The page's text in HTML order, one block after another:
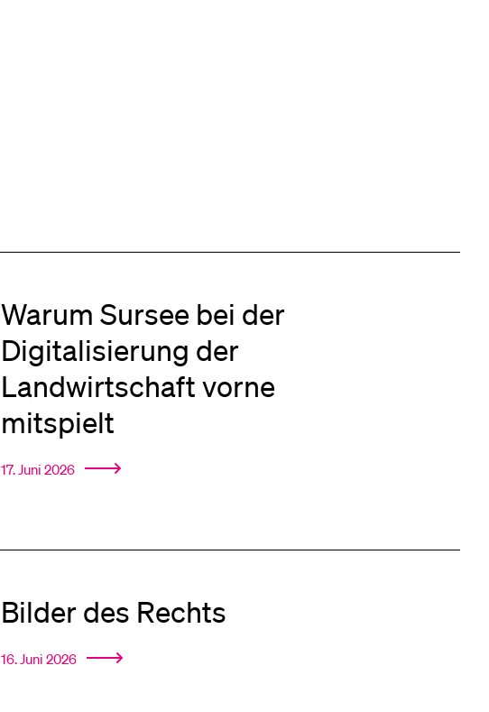
Warum Sursee bei der
Digitalisierung der
Landwirtschaft vorne
mitspielt
17. Juni 2026
Bilder des Rechts
16. Juni 2026